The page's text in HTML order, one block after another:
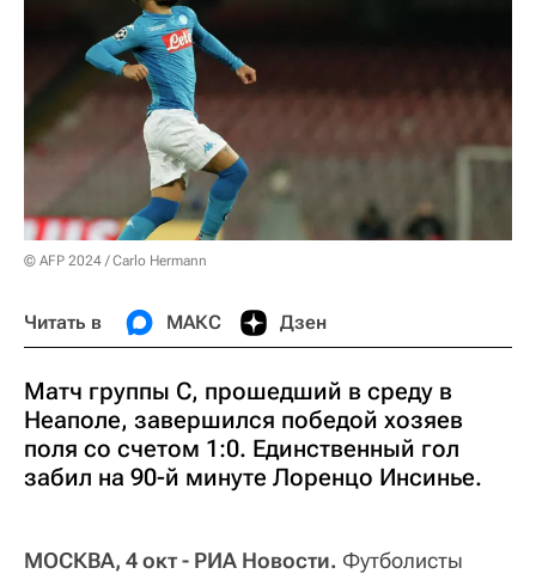
© AFP 2024 / Carlo Hermann
Читать в МАКС Дзен
Матч группы С, прошедший в среду в
Неаполе, завершился победой хозяев
поля со счетом 1:0. Единственный гол
забил на 90-й минуте Лоренцо Инсинье.
МОСКВА, 4 окт - РИА Новости. Футболисты